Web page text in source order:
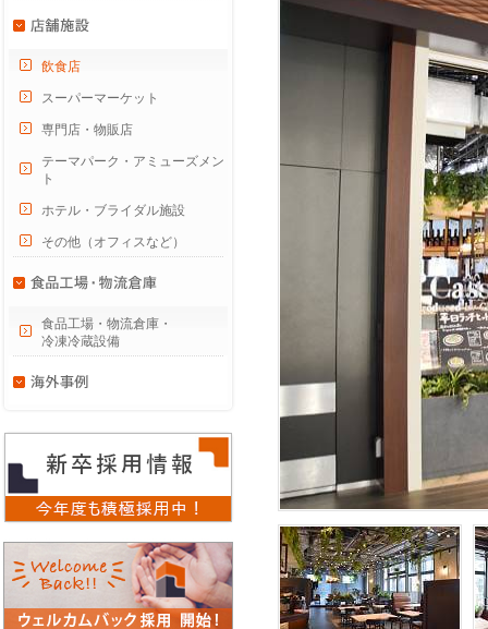
飲食店
スーパーマーケット
専門店・物販店
テーマパーク・アミューズメン
ト
ホテル・ブライダル施設
その他（オフィスなど）
食品工場・物流倉庫・
冷凍冷蔵設備